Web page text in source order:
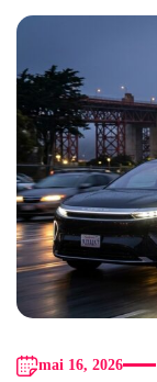
mai 16, 2026